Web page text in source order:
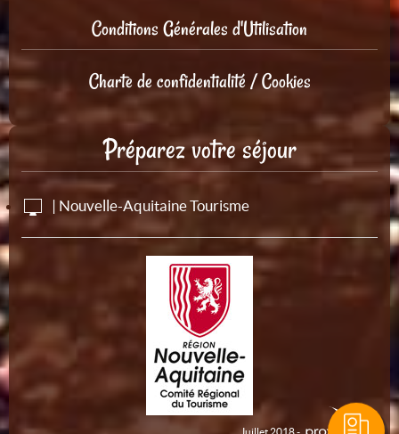
Conditions Générales d'Utilisation
Charte de confidentialité / Cookies
Préparez votre séjour
| Nouvelle-Aquitaine Tourisme